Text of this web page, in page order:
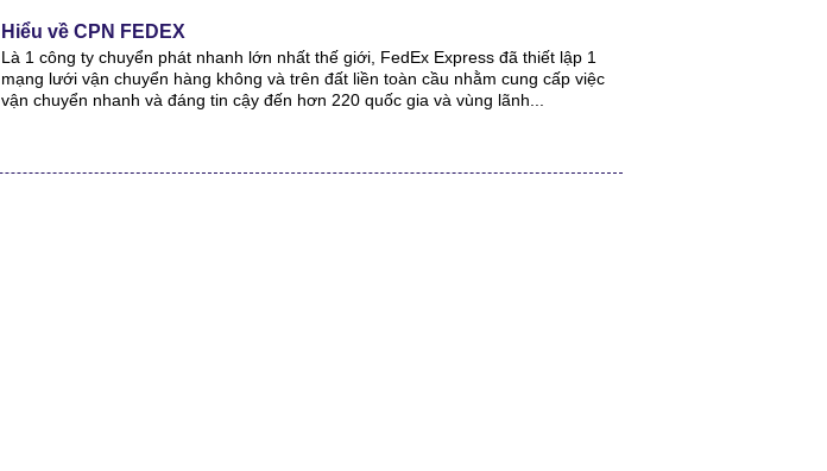
Hiểu về CPN FEDEX
Là 1 công ty chuyển phát nhanh lớn nhất thế giới, FedEx Express đã thiết lập 1
mạng lưới vận chuyển hàng không và trên đất liền toàn cầu nhằm cung cấp việc
vận chuyển nhanh và đáng tin cậy đến hơn 220 quốc gia và vùng lãnh...